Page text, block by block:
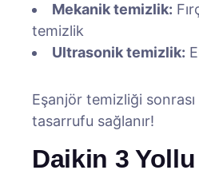
Mekanik temizlik:
temizlik
Ultrasonik temizlik:
Eşanjör temizliği sonrası
tasarrufu sağlanır!
Daikin 3